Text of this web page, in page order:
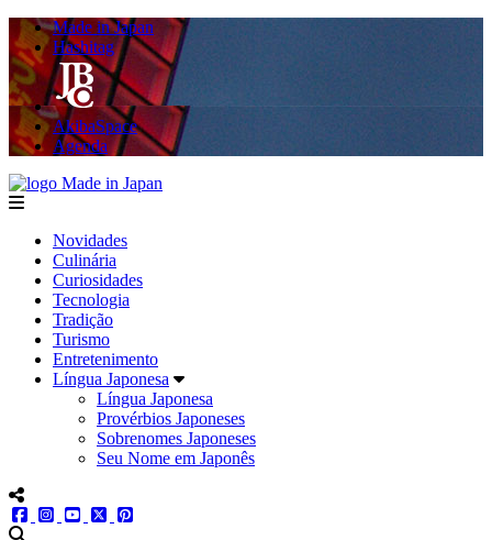
Made in Japan
Hashitag
AkibaSpace
Agenda
menu
Novidades
Culinária
Curiosidades
Tecnologia
Tradição
Turismo
Entretenimento
Língua Japonesa
Língua Japonesa
Provérbios Japoneses
Sobrenomes Japoneses
Seu Nome em Japonês
menu redes social
facebookinstagram
youtube
twitter